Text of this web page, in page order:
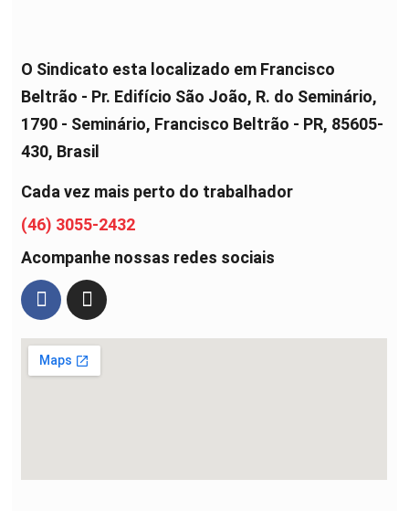
O Sindicato esta localizado em Francisco
Beltrão - Pr. Edifício São João, R. do Seminário,
1790 - Seminário, Francisco Beltrão - PR, 85605-
430, Brasil
Cada vez mais perto do trabalhador
(46) 3055-2432
Acompanhe nossas redes sociais